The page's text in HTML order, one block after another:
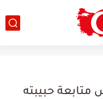
متابعة حبيبته